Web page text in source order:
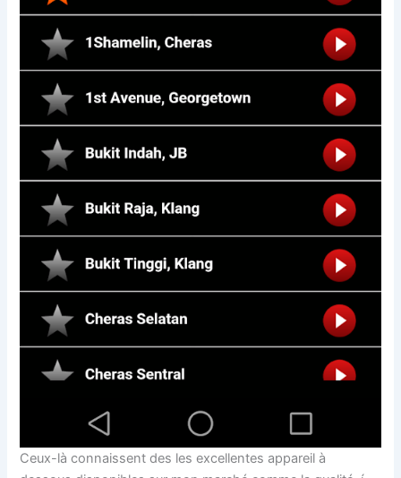
Ceux-là connaissent des les excellentes appareil à